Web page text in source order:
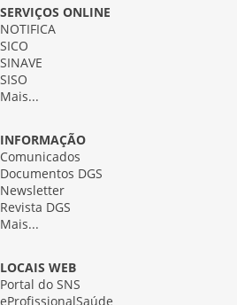
SERVIÇOS ONLINE
NOTIFICA
SICO
SINAVE
SISO
Mais...
INFORMAÇÃO
Comunicados
Documentos DGS
Newsletter
Revista DGS
Mais...
LOCAIS WEB
Portal do SNS